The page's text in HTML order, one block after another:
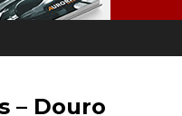
– Douro